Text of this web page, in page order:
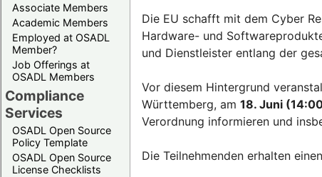
Associate Members
Academic Members
Employed at OSADL
Member?
Job Offerings at
OSADL Members
Compliance
Services
OSADL Open Source
Policy Template
OSADL Open Source
License Checklists
Die EU schafft mit dem Cyber
Hardware- und
und Dienstleister entlang der
Vor diesem Hintergrund
Württemberg, am 18. Juni
Verordnung informieren und
Die Teilnehmenden erhalten